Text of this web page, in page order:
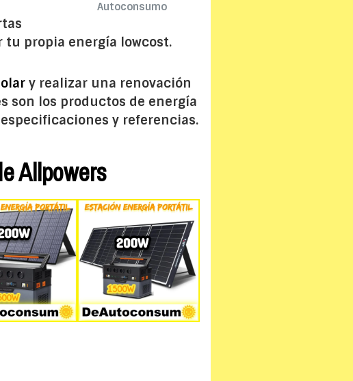
Autoconsumo
tu propia energía lowcost.
y realizar una renovación
son los productos de energía
y referencias.
Allpowers